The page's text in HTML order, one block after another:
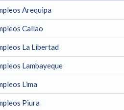
Arequipa
Callao
La Libertad
Lambayeque
Lima
Piura